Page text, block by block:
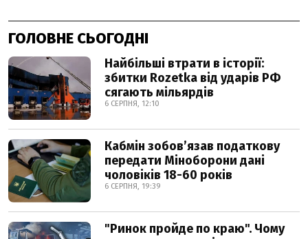
ГОЛОВНЕ СЬОГОДНІ
Найбільші втрати в історії:
збитки Rozetka від ударів РФ
сягають мільярдів
6 СЕРПНЯ, 12:10
Кабмін зобовʼязав податкову
передати Міноборони дані
чоловіків 18-60 років
6 СЕРПНЯ, 19:39
"Ринок пройде по краю". Чому